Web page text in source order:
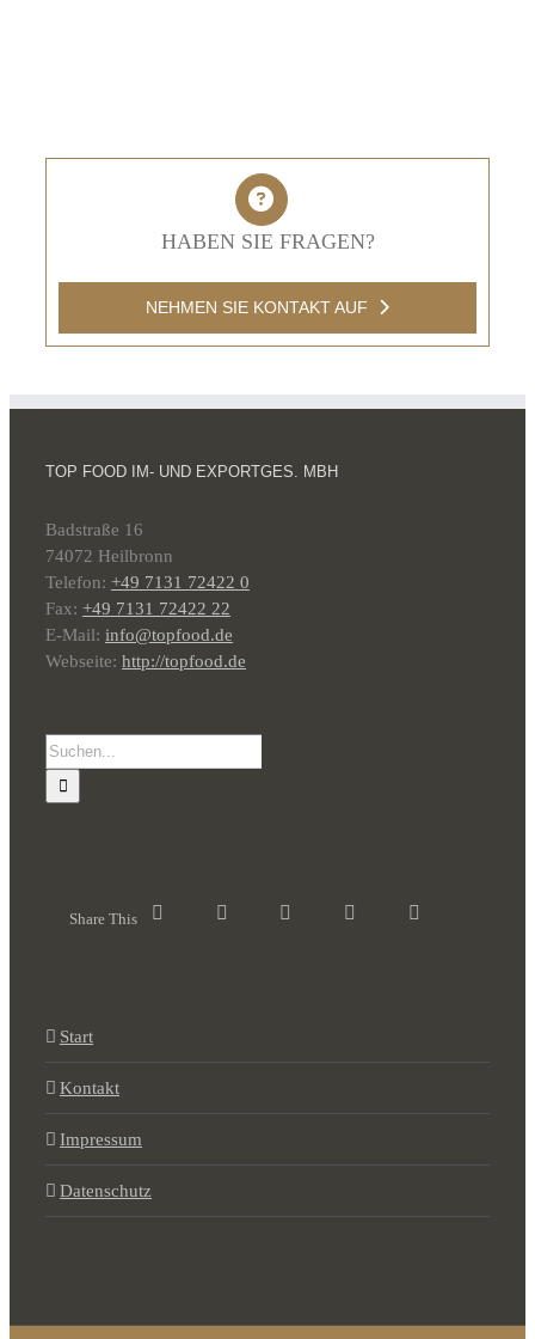
HABEN SIE FRAGEN?
NEHMEN SIE KONTAKT AUF
TOP FOOD IM- UND EXPORTGES. MBH
Badstraße 16
74072 Heilbronn
Telefon: +49 7131 72422 0
Fax: +49 7131 72422 22
E-Mail: info@topfood.de
Webseite: http://topfood.de
Suche
nach:
Share This
Start
Kontakt
Impressum
Datenschutz